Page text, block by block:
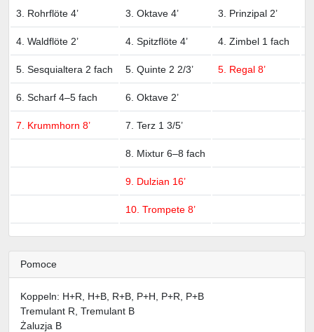
3. Rohrflöte 4’ 3. Oktave 4’ 3. Prinzipal 2’
4. Waldflöte 2’ 4. Spitzflöte 4’ 4. Zimbel 1 fach
5. Sesquialtera 2 fach 5. Quinte 2 2/3’ 5. Regal 8’
6. Scharf 4–5 fach 6. Oktave 2’
7. Krummhorn 8’ 7. Terz 1 3/5’
8. Mixtur 6–8 fach
9. Dulzian 16’
10. Trompete 8’
Pomoce
Koppeln: H+R, H+B, R+B, P+H, P+R, P+B
Tremulant R, Tremulant B
Żaluzja B